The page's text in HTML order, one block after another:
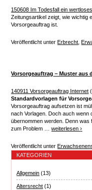
150608 Im Todesfall ein
Zeitungsartikel zeigt, wie wichtig
Vorsorgeauftrag ist.
Veröffentlicht unter Erbrecht
Vorsorgeauftrag – Muster aus
140911 Vorsorgeauftrag Internet
Standardvorlagen für
Vorsorgeauftrag aufsetzen ist
nach Vorlagen. Doch auch wenn
übernommen werden. Denn was
zum Problem …weiterlesen›
Veröffentlicht unter
KATEGORIEN
Allgemein (13)
Altersrecht (1)